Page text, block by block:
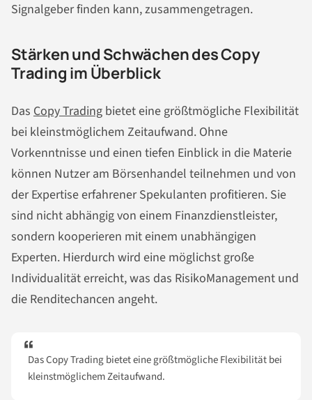
Signalgeber finden kann, zusammengetragen.
Stärken und Schwächen des Copy
Trading im Überblick
Das Copy Trading bietet eine größtmögliche Flexibilität
bei kleinstmöglichem Zeitaufwand. Ohne
Vorkenntnisse und einen tiefen Einblick in die Materie
können Nutzer am Börsenhandel teilnehmen und von
der Expertise erfahrener Spekulanten profitieren. Sie
sind nicht abhängig von einem Finanzdienstleister,
sondern kooperieren mit einem unabhängigen
Experten. Hierdurch wird eine möglichst große
Individualität erreicht, was das RisikoManagement und
die Renditechancen angeht.
Das Copy Trading bietet eine größtmögliche Flexibilität bei
kleinstmöglichem Zeitaufwand.